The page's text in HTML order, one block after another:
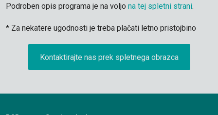
Podroben opis programa je na voljo na tej spletni strani.
* Za nekatere ugodnosti je treba plačati letno pristojbino
Kontaktirajte nas prek spletnega obrazca